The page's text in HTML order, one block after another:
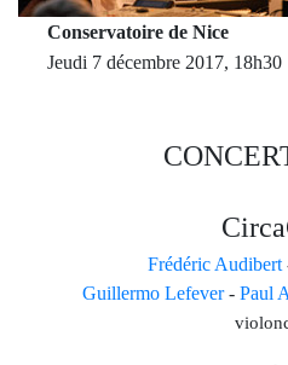
Conservatoire de Nice
Jeudi 7 décembre 2017, 18h30
Frédéric Audibert
Guillermo Lefever- Paul